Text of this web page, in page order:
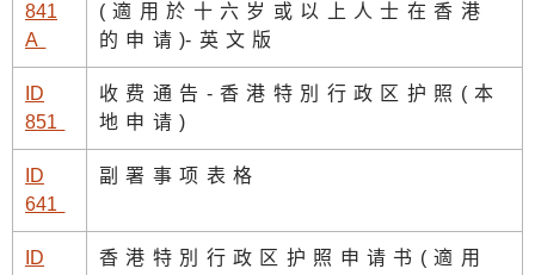
841
A
(適用於十六岁或以上人士在香港
的申请)-英文版
ID
851
收费通告-香港特別行政区护照(本
地申请)
ID
641
副署事项表格
ID
香港特別行政区护照申请书(適用